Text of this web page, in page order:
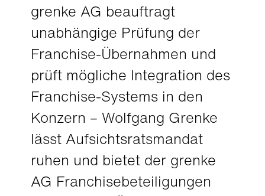
grenke AG beauftragt
unabhängige Prüfung der
Franchise-Übernahmen und
prüft mögliche Integration des
Franchise-Systems in den
Konzern – Wolfgang Grenke
lässt Aufsichtsratsmandat
ruhen und bietet der grenke
AG Franchisebeteiligungen